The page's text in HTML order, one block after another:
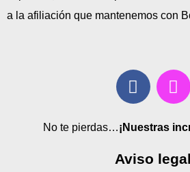
a la afiliación que mantenemos con
No te pierdas…¡Nuestras
Aviso legal